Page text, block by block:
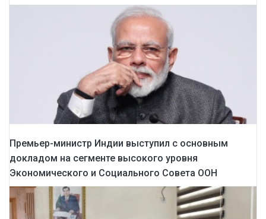
Премьер-министр Индии выступил с основным
докладом на сегменте высокого уровня
Экономического и Социального Совета ООН